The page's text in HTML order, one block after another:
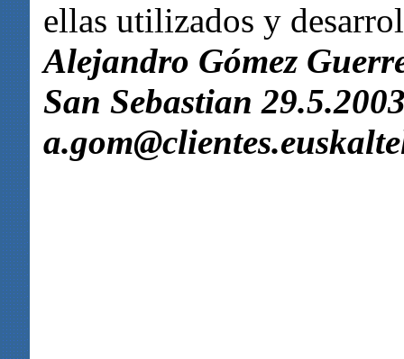
ellas utilizados y
Alejandro Gómez
San Sebastian